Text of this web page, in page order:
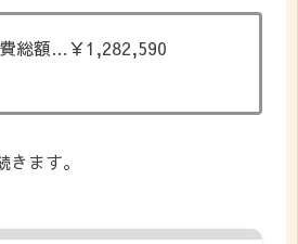
総額…￥1,282,590
ます。